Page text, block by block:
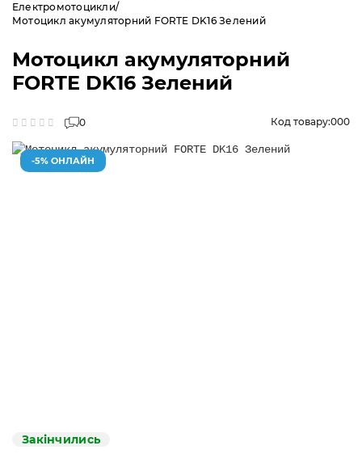
Електромотоцикли
Мотоцикл акумуляторний FORTE DK16 Зелений
Мотоцикл акумуляторний
FORTE DK16 Зелений
0 Код товару:000
-5% ОНЛАЙН
Закінчились